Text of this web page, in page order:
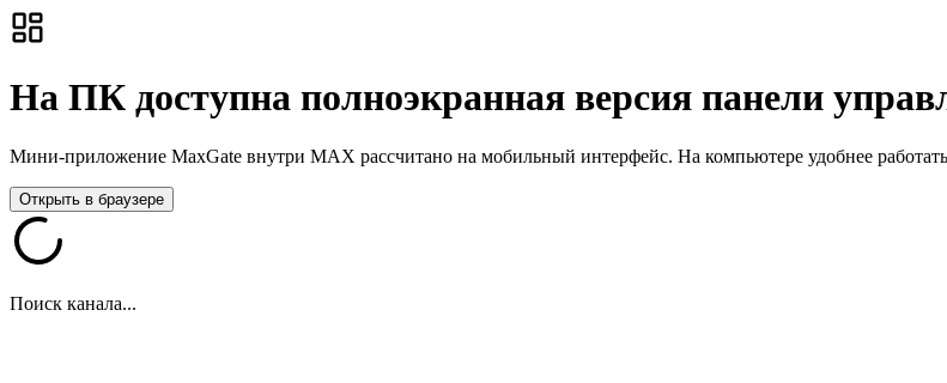
На ПК доступна полноэкранная версия панели
Мини-приложение MaxGate внутри MAX рассчитано на мобильный интерфейс. На компьютере удобнее работать
Открыть в браузере
Поиск канала...